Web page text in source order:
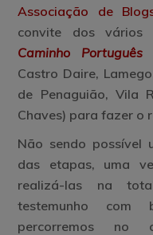
Associação de
convite dos vários
Caminho
Castro Daire,
de Penaguião, Vila
Chaves) para fazer o
Não sendo possível
das etapas, uma
realizá-las na
testemunho com
percorremos no